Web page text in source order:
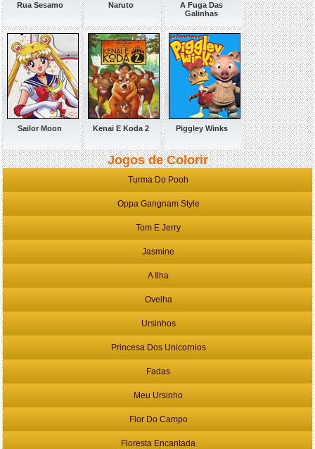
Rua Sesamo Naruto
A Fuga Das
Galinhas
Sailor Moon Kenai E Koda 2 Piggley Winks
Jogos de Colorir
Turma Do Pooh
Oppa Gangnam Style
Tom E Jerry
Jasmine
A Ilha
Ovelha
Ursinhos
Princesa Dos Unicornios
Fadas
Meu Ursinho
Flor Do Campo
Floresta Encantada